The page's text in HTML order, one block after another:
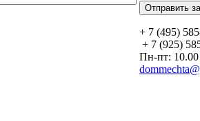
+ 7 (495)
+ 7 (925)
Пн-пт: 10.00